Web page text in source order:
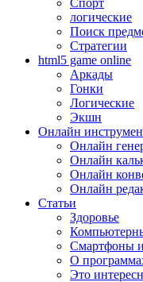
Спорт
логические
Поиск
Стратегии
html5 game online
Аркады
Гонки
Логические
Экшн
Онлайн
Онлайн
Онлайн
Онлайн
Онлайн
Статьи
Здоровье
Смартфоны
О
Это